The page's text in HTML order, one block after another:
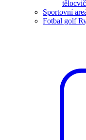
Sportovní
Fotbal golf